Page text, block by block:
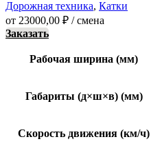
Дорожная техника, Катки
от 23000,00 ₽ / смена
Заказать
Рабочая ширина (мм)
Габариты (д×ш×в) (мм)
Скорость движения (км/ч)